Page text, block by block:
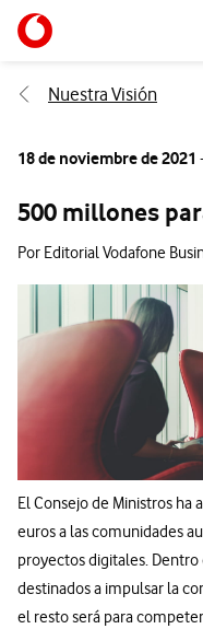
Ir a la pagina principal de
Nuestra Visión
18 de noviembre de 2021
500 millones
Por Editorial Vodafone
El Consejo de Ministros
euros a las comunidades
proyectos digitales.
destinados a impulsar la
el resto será para